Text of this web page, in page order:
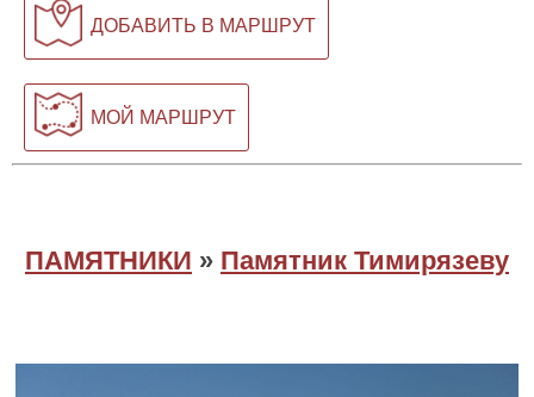
ДОБАВИТЬ В МАРШРУТ
МОЙ МАРШРУТ
ПАМЯТНИКИ » Памятник Тимирязеву